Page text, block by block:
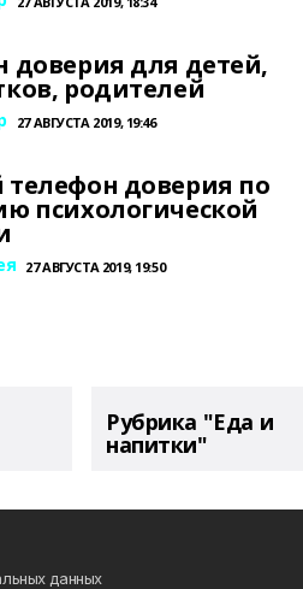
доверия для детей,
родителей
27 АВГУСТА 2019, 19:46
доверия по
психологической
27 АВГУСТА 2019, 19:50
Рубрика "Еда и
напитки"
данных